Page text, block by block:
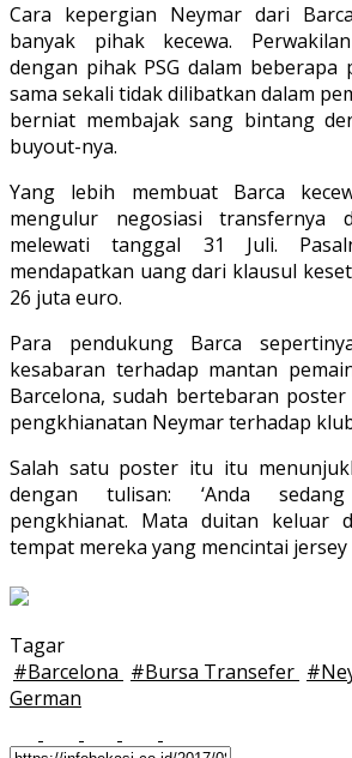
Cara kepergian Neymar dari
banyak pihak kecewa.
dengan pihak PSG dalam beberapa
sama sekali tidak dilibatkan dalam
berniat membajak sang bintang
buyout-nya.
Yang lebih membuat Barca
mengulur negosiasi transfernya
melewati tanggal 31 Juli.
mendapatkan uang dari klausul
26 juta euro.
Para pendukung Barca
kesabaran terhadap mantan
Barcelona, sudah bertebaran
pengkhianatan Neymar terhadap
Salah satu poster itu itu
dengan tulisan: ‘Anda
pengkhianat. Mata duitan keluar
tempat mereka yang mencintai jersey
Tagar
#Barcelona #Bursa Transefer #
German